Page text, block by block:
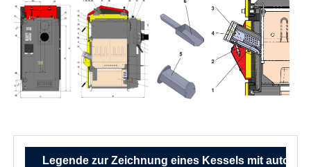
Legende zur Zeichnung eines Kessels mit